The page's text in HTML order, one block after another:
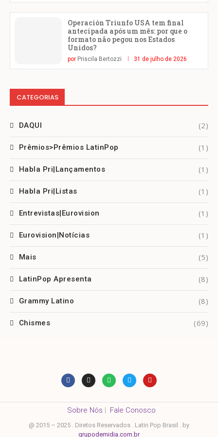
Operación Triunfo USA tem final
antecipada após um mês: por que o
formato não pegou nos Estados
Unidos?
por Priscila Bertozzi 31 de julho de 2026
CATEGORIAS
DAQUI (2)
Prêmios>Prêmios LatinPop (1)
Habla Pri|Lançamentos (1)
Habla Pri|Listas (1)
Entrevistas|Eurovision (1)
Eurovision|Notícias (1)
Mais (5)
LatinPop Apresenta (8)
Grammy Latino (8)
Chismes (69)
Sobre Nós Fale Conosco
@ 2015 – 2025 . Diretos Reservados . Latin Pop Brasil . by
grupodemidia.com.br